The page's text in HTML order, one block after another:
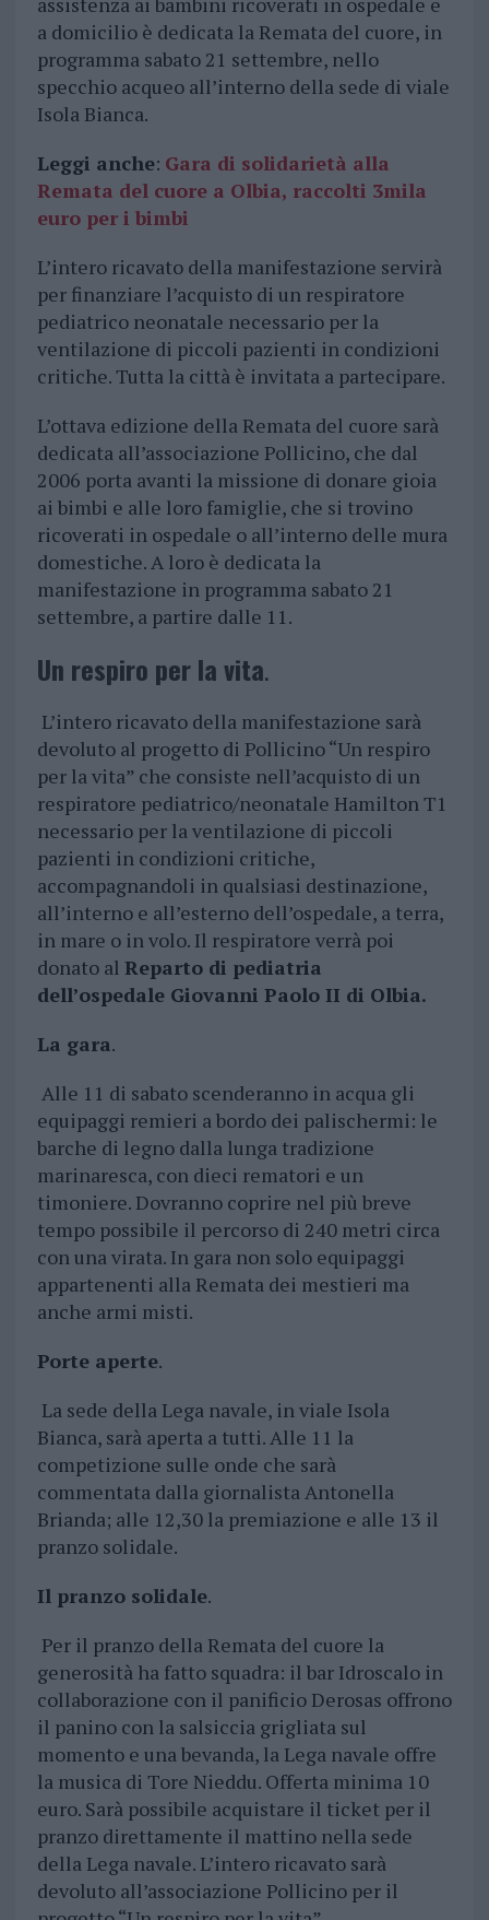
a domicilio è dedicata la Remata del cuore, in
programma sabato 21 settembre, nello
specchio acqueo all’interno della sede di viale
Isola Bianca.
Leggi anche: Gara di solidarietà alla
Remata del cuore a Olbia, raccolti 3mila
euro per i bimbi
L’intero ricavato della manifestazione servirà
per finanziare l’acquisto di un respiratore
pediatrico neonatale necessario per la
ventilazione di piccoli pazienti in condizioni
critiche. Tutta la città è invitata a partecipare.
L’ottava edizione della Remata del cuore sarà
dedicata all’associazione Pollicino, che dal
2006 porta avanti la missione di donare gioia
ai bimbi e alle loro famiglie, che si trovino
ricoverati in ospedale o all’interno delle mura
domestiche. A loro è dedicata la
manifestazione in programma sabato 21
settembre, a partire dalle 11.
Un respiro per la vita.
L’intero ricavato della manifestazione sarà
devoluto al progetto di Pollicino “Un respiro
per la vita” che consiste nell’acquisto di un
respiratore pediatrico/neonatale Hamilton T1
necessario per la ventilazione di piccoli
pazienti in condizioni critiche,
accompagnandoli in qualsiasi destinazione,
all’interno e all’esterno dell’ospedale, a terra,
in mare o in volo. Il respiratore verrà poi
donato al Reparto di pediatria
dell’ospedale Giovanni Paolo II di Olbia.
La gara.
Alle 11 di sabato scenderanno in acqua gli
equipaggi remieri a bordo dei palischermi: le
barche di legno dalla lunga tradizione
marinaresca, con dieci rematori e un
timoniere. Dovranno coprire nel più breve
tempo possibile il percorso di 240 metri circa
con una virata. In gara non solo equipaggi
appartenenti alla Remata dei mestieri ma
anche armi misti.
Porte aperte.
La sede della Lega navale, in viale Isola
Bianca, sarà aperta a tutti. Alle 11 la
competizione sulle onde che sarà
commentata dalla giornalista Antonella
Brianda; alle 12,30 la premiazione e alle 13 il
pranzo solidale.
Il pranzo solidale.
Per il pranzo della Remata del cuore la
generosità ha fatto squadra: il bar Idroscalo in
collaborazione con il panificio Derosas offrono
il panino con la salsiccia grigliata sul
momento e una bevanda, la Lega navale offre
la musica di Tore Nieddu. Offerta minima 10
euro. Sarà possibile acquistare il ticket per il
pranzo direttamente il mattino nella sede
della Lega navale. L’intero ricavato sarà
devoluto all’associazione Pollicino per il